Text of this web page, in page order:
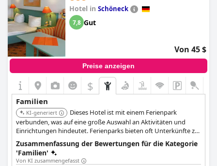
Hotel in Schöneck
7,8 Gut
Von 45 $
Preise anzeigen
$
Familien
KI-generiert
Dieses Hotel ist mit einem Ferienpark
verbunden, was auf eine große Auswahl an Aktivitäten und
Einrichtungen hindeutet. Ferienparks bieten oft Unterkünfte zur
Selbstverpflegung, was Familien Flexibilität bietet. Die Lage in
Schöneck bietet möglicherweise eine malerische Aussicht und
Freizeitmöglichkeiten im Freien.
Zusammenfassung der Bewertungen für die Kategorie
'Familien'
Von KI zusammengefasst